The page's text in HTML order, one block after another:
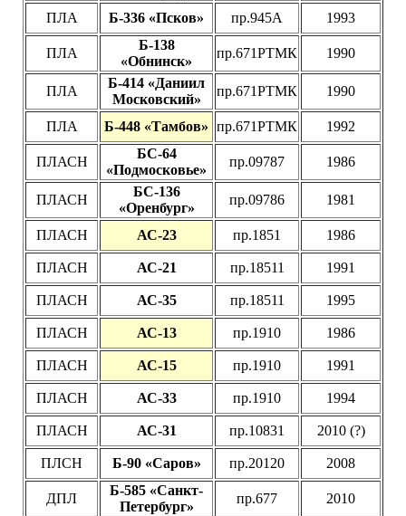
ПЛА Б-336 «Псков» пр.945А 1993
ПЛА
Б-138
«Обнинск»
пр.671РТМК 1990
ПЛА
Б-414 «Даниил
Московский»
пр.671РТМК 1990
ПЛА Б-448 «Тамбов» пр.671РТМК 1992
ПЛАСН
БС-64
«Подмосковье»
пр.09787 1986
ПЛАСН
БС-136
«Оренбург»
пр.09786 1981
ПЛАСН АС-23 пр.1851 1986
ПЛАСН АС-21 пр.18511 1991
ПЛАСН АС-35 пр.18511 1995
ПЛАСН АС-13 пр.1910 1986
ПЛАСН АС-15 пр.1910 1991
ПЛАСН АС-33 пр.1910 1994
ПЛАСН АС-31 пр.10831 2010 (?)
ПЛСН Б-90 «Саров» пр.20120 2008
ДПЛ
Б-585 «Санкт-
Петербург»
пр.677 2010